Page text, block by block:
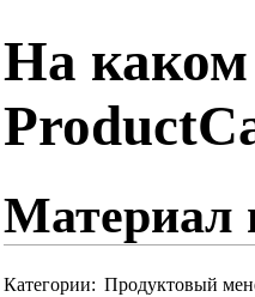
На каком
Материал
Категории: Продуктовый